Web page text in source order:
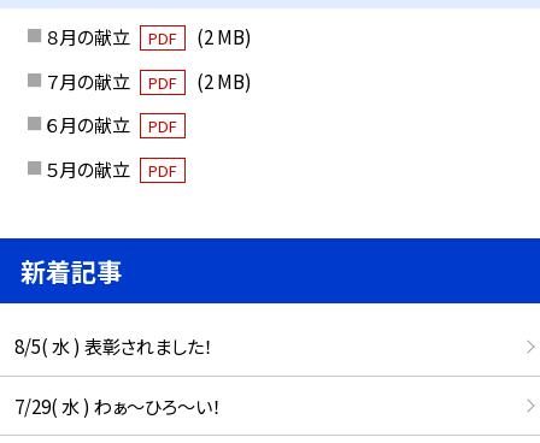
８月の献立 PDF
(2 MB)
７月の献立
PDF
(2 MB)
６月の献立
PDF
５月の献立 PDF
新着記事
8/5( 水 ) 表彰されました！
7/29( 水 ) わぁ～ひろ～い！